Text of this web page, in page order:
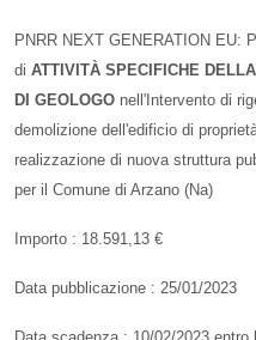
PNRR NEXT GENERATION EU:
di ATTIVITÀ SPECIFICHE
DI GEOLOGO nell'Intervento di
demolizione dell'edificio di
realizzazione di nuova struttura
per il Comune di Arzano (Na)
Importo : 18.591,13 €
Data pubblicazione : 25/01/2023